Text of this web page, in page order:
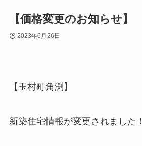
【価格変更のお知らせ】
2023年6月26日
【玉村町角渕】
新築住宅情報が変更されました！